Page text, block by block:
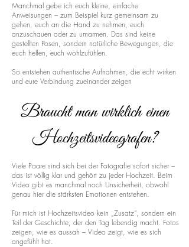
Manchmal gebe ich euch kleine, einfache
Anweisungen – zum Beispiel kurz gemeinsam zu
gehen, euch an die Hand zu nehmen, euch
anzuschauen oder zu umarmen. Das sind keine
gestellten Posen, sondern natürliche Bewegungen, die
euch helfen, euch wohlzufühlen.
So entstehen authentische Aufnahmen, die echt wirken
und eure Verbindung zueinander zeigen
Braucht man wirklich einen
Hochzeitsvideografen?
Viele Paare sind sich bei der Fotografie sofort sicher –
das ist völlig klar und gehört zu jeder Hochzeit. Beim
Video gibt es manchmal noch Unsicherheit, obwohl
genau hier die stärksten Emotionen entstehen.
Für mich ist Hochzeitsvideo kein „Zusatz“, sondern ein
Teil der Geschichte, der den Tag lebendig macht. Fotos
zeigen, wie es aussah – Video zeigt, wie es sich
angefühlt hat.